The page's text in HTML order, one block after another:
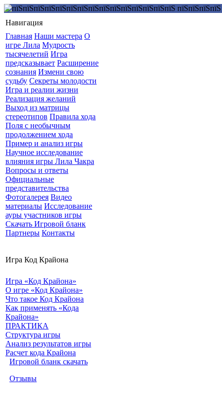
Навигация
Главная Наши мастера О
игре Лила Мудрость
тысячелетий Игра
предсказывает Расширение
сознания Измени свою
судьбу Секреты молодости
Игра и реалии жизни
Реализация желаний
Выход из матрицы
стереотипов Правила хода
Поля с необычным
продолжением хода
Пример и анализ игры
Научное исследование
влияния игры Лила Чакра
Вопросы и ответы
Официальные
представительства
Фотогалерея Видео
материалы Исследование
ауры участников игры
Скачать Игровой бланк
Партнеры Контакты
Игра Код Крайона
Игра «Код Крайона»
О игре «Код Крайона»
Что такое Код Крайона
Как применять «Кода
Крайона»
ПРАКТИКА
Структура игры
Анализ результатов игры
Расчет кода Крайона
Игровой бланк скачать
Отзывы